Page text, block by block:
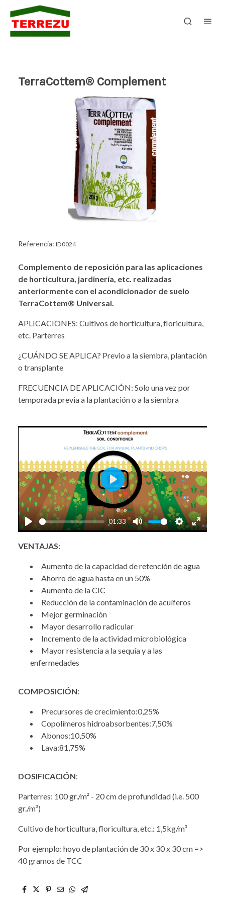
TerraCottem® Complement
Referencia: ID0024
Complemento de reposición para las aplicaciones
de horticultura, jardinería, etc. realizadas
anteriormente con el acondicionador de suelo
TerraCottem® Universal.
APLICACIONES: Cultivos de horticultura, floricultura,
etc. Parterres
¿CUÁNDO SE APLICA? Previo a la siembra, plantación
o transplante
FRECUENCIA DE APLICACIÓN: Solo una vez por
temporada previa a la plantación o a la siembra
Play
01:33
Mute Settings
Enter
Play
VENTAJAS:
Aumento de la capacidad de retención de agua
Ahorro de agua hasta en un 50%
Aumento de la CIC
Reducción de la contaminación de acuíferos
Mejor germinación
Mayor desarrollo radicular
Incremento de la actividad microbiológica
Mayor resistencia a la sequía y a las
enfermedades
COMPOSICIÓN:
Precursores de crecimiento:0,25%
Copolímeros hidroabsorbentes:7,50%
Abonos:10,50%
Lava:81,75%
DOSIFICACIÓN:
Parterres: 100 gr./m² - 20 cm de profundidad (i.e. 500
gr./m³)
Cultivo de horticultura, floricultura, etc.: 1,5kg/m³
Por ejemplo: hoyo de plantación de 30 x 30 x 30 cm =>
40 gramos de TCC